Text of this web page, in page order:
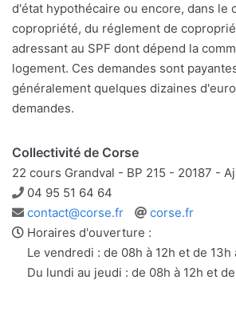
d'état hypothécaire ou encore, dans le
copropriété, du réglement de
adressant au SPF dont dépend la
logement. Ces demandes sont
généralement quelques dizaines
demandes.
Collectivité de Corse
22 cours Grandval - BP 215 - 20187 -
Téléphone
04 95 51 64 64
Adresse
e-
mail
contact@corse.fr
Site
web
corse.fr
Horaires d'ouverture :
Le vendredi : de 08h à 12h et de 13h
Du lundi au jeudi : de 08h à 12h et